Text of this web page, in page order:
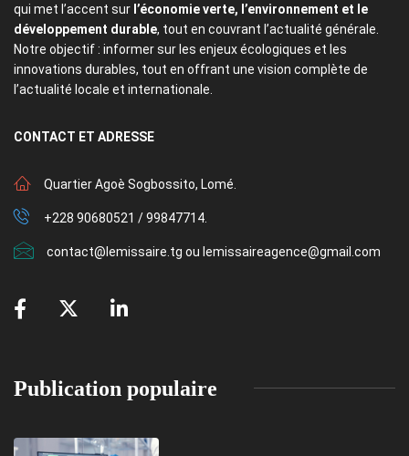
qui met l’accent sur l’économie verte, l’environnement et le
développement durable, tout en couvrant l’actualité générale.
Notre objectif : informer sur les enjeux écologiques et les
innovations durables, tout en offrant une vision complète de
l’actualité locale et internationale.
CONTACT ET ADRESSE
Quartier Agoè Sogbossito, Lomé.
+228 90680521 / 99847714.
contact@lemissaire.tg ou lemissaireagence@gmail.com
Publication populaire